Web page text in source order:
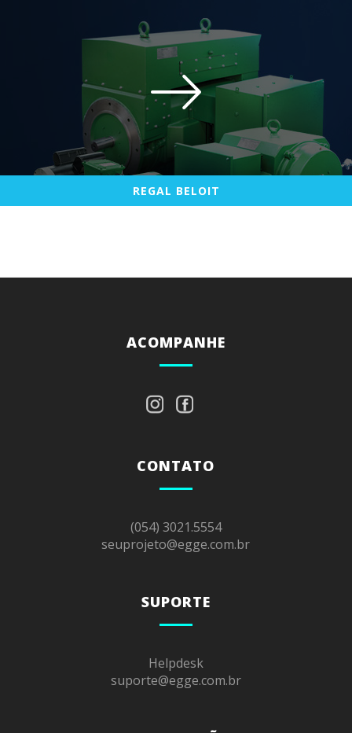
REGAL BELOIT
ACOMPANHE
CONTATO
(054) 3021.5554
seuprojeto@egge.com.br
SUPORTE
Helpdesk
suporte@egge.com.br